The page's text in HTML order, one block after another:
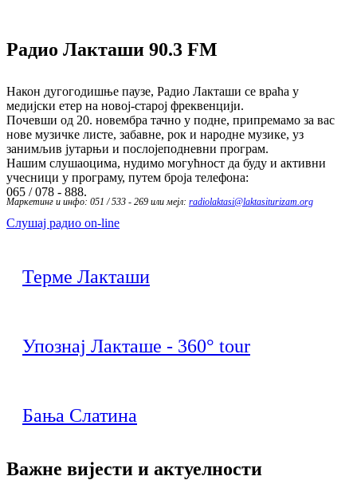
Радио Лакташи 90.3 FM
Након дугогодишње паузе, Радио Лакташи се враћа у
медијски етер на новој-старој фреквенцији.
Почевши од 20. новембра тачно у подне, припремамо за вас
нове музичке листе, забавне, рок и народне музике, уз
занимљив јутарњи и послојеподневни програм.
Нашим слушаоцима, нудимо могућност да буду и активни
учесници у програму, путем броја телефона:
065 / 078 - 888.
Маркетинг и инфо: 051 / 533 - 269 или мејл: radiolaktasi@laktasiturizam.org
Слушај радио on-line
Терме Лакташи
Упознај Лакташе - 360° tour
Бања Слатина
Важне вијести и актуелности